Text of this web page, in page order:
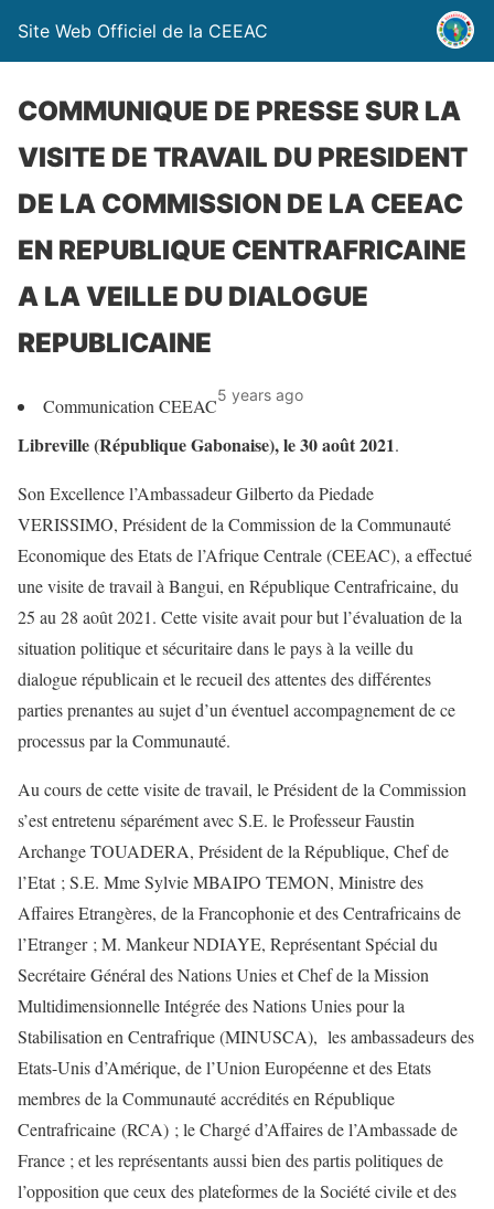
Site Web Officiel de la CEEAC
COMMUNIQUE DE PRESSE SUR LA
VISITE DE TRAVAIL DU PRESIDENT
DE LA COMMISSION DE LA CEEAC
EN REPUBLIQUE CENTRAFRICAINE
A LA VEILLE DU DIALOGUE
REPUBLICAINE
Communication CEEAC5 years ago
Libreville (République Gabonaise), le 30 août 2021.
Son Excellence l’Ambassadeur Gilberto da Piedade
VERISSIMO, Président de la Commission de la Communauté
Economique des Etats de l’Afrique Centrale (CEEAC), a effectué
une visite de travail à Bangui, en République Centrafricaine, du
25 au 28 août 2021. Cette visite avait pour but l’évaluation de la
situation politique et sécuritaire dans le pays à la veille du
dialogue républicain et le recueil des attentes des différentes
parties prenantes au sujet d’un éventuel accompagnement de ce
processus par la Communauté.
Au cours de cette visite de travail, le Président de la Commission
s’est entretenu séparément avec S.E. le Professeur Faustin
Archange TOUADERA, Président de la République, Chef de
l’Etat ; S.E. Mme Sylvie MBAIPO TEMON, Ministre des
Affaires Etrangères, de la Francophonie et des Centrafricains de
l’Etranger ; M. Mankeur NDIAYE, Représentant Spécial du
Secrétaire Général des Nations Unies et Chef de la Mission
Multidimensionnelle Intégrée des Nations Unies pour la
Stabilisation en Centrafrique (MINUSCA), les ambassadeurs des
Etats-Unis d’Amérique, de l’Union Européenne et des Etats
membres de la Communauté accrédités en République
Centrafricaine (RCA) ; le Chargé d’Affaires de l’Ambassade de
France ; et les représentants aussi bien des partis politiques de
l’opposition que ceux des plateformes de la Société civile et des